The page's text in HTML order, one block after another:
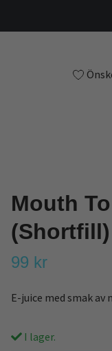
Mouth
(Shortfill)
99 kr
E-juice med smak av
I lager.